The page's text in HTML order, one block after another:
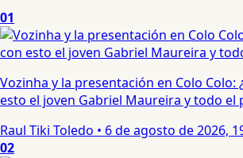
01
Vozinha y la presentación en Colo Colo:
esto el joven Gabriel Maureira y todo el
Raul Tiki Toledo • 6 de agosto de 2026,
02